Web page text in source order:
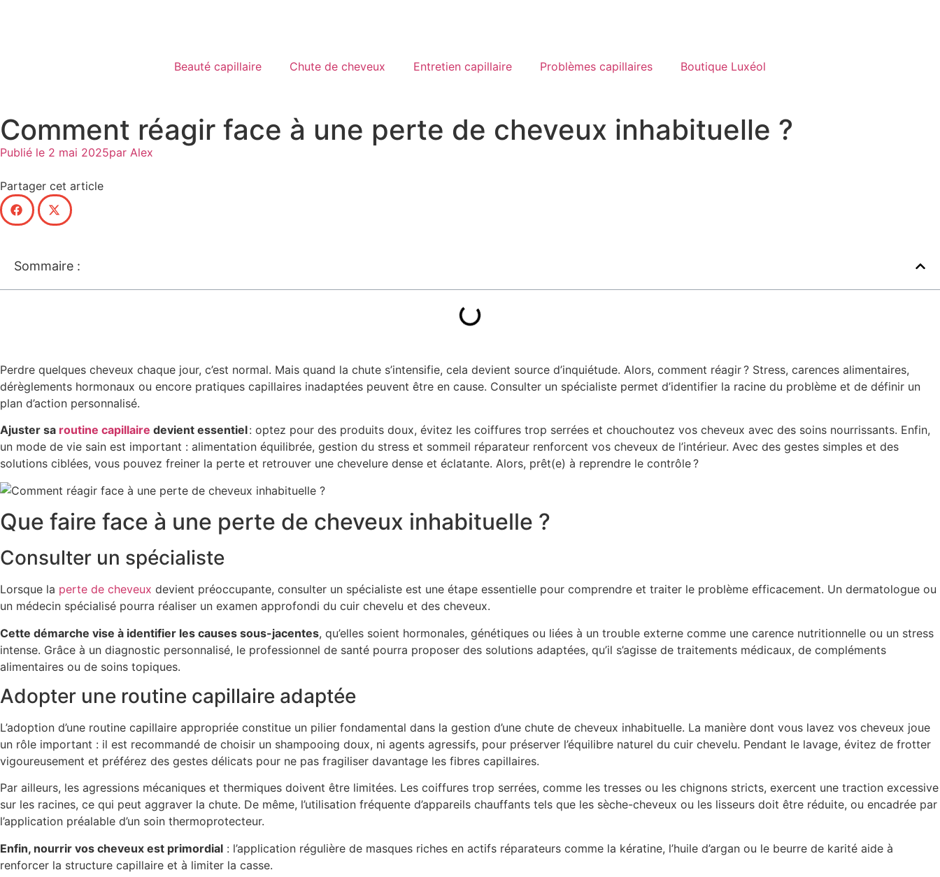
Beauté capillaire Chute de cheveux Entretien capillaire Problèmes capillaires Boutique Luxéol
Comment réagir face à une perte de cheveux inhabituelle ?
Publié le 2 mai 2025par Alex
Partager cet article
Sommaire :
Perdre quelques cheveux chaque jour, c’est normal. Mais quand la chute s’intensifie, cela devient source d’inquiétude. Alors, comment réagir ? Stress, carences alimentaires,
dérèglements hormonaux ou encore pratiques capillaires inadaptées peuvent être en cause. Consulter un spécialiste permet d’identifier la racine du problème et de définir un
plan d’action personnalisé.
Ajuster sa routine capillaire devient essentiel: optez pour des produits doux, évitez les coiffures trop serrées et chouchoutez vos cheveux avec des soins nourrissants. Enfin,
un mode de vie sain est important : alimentation équilibrée, gestion du stress et sommeil réparateur renforcent vos cheveux de l’intérieur. Avec des gestes simples et des
solutions ciblées, vous pouvez freiner la perte et retrouver une chevelure dense et éclatante. Alors, prêt(e) à reprendre le contrôle ?
Que faire face à une perte de cheveux inhabituelle ?
Consulter un spécialiste
Lorsque la perte de cheveux devient préoccupante, consulter un spécialiste est une étape essentielle pour comprendre et traiter le problème efficacement. Un dermatologue ou
un médecin spécialisé pourra réaliser un examen approfondi du cuir chevelu et des cheveux.
Cette démarche vise à identifier les causes sous-jacentes, qu’elles soient hormonales, génétiques ou liées à un trouble externe comme une carence nutritionnelle ou un stress
intense. Grâce à un diagnostic personnalisé, le professionnel de santé pourra proposer des solutions adaptées, qu’il s’agisse de traitements médicaux, de compléments
alimentaires ou de soins topiques.
Adopter une routine capillaire adaptée
L’adoption d’une routine capillaire appropriée constitue un pilier fondamental dans la gestion d’une chute de cheveux inhabituelle. La manière dont vous lavez vos cheveux joue
un rôle important : il est recommandé de choisir un shampooing doux, ni agents agressifs, pour préserver l’équilibre naturel du cuir chevelu. Pendant le lavage, évitez de frotter
vigoureusement et préférez des gestes délicats pour ne pas fragiliser davantage les fibres capillaires.
Par ailleurs, les agressions mécaniques et thermiques doivent être limitées. Les coiffures trop serrées, comme les tresses ou les chignons stricts, exercent une traction excessive
sur les racines, ce qui peut aggraver la chute. De même, l’utilisation fréquente d’appareils chauffants tels que les sèche-cheveux ou les lisseurs doit être réduite, ou encadrée par
l’application préalable d’un soin thermoprotecteur.
Enfin, nourrir vos cheveux est primordial : l’application régulière de masques riches en actifs réparateurs comme la kératine, l’huile d’argan ou le beurre de karité aide à
renforcer la structure capillaire et à limiter la casse.